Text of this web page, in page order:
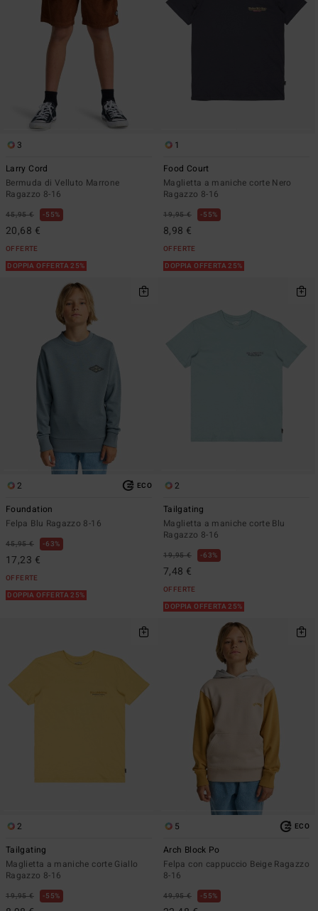
3
Larry Cord
Bermuda di Velluto Marrone
Ragazzo 8-16
45,95 € 55%
20,68 €
OFFERTE
DOPPIA OFFERTA 25%
1
Food Court
Maglietta a maniche corte Nero
Ragazzo 8-16
19,95 € 55%
8,98 €
OFFERTE
DOPPIA OFFERTA 25%
2 ECO
Foundation
Felpa Blu Ragazzo 8-16
45,95 € 63%
17,23 €
OFFERTE
DOPPIA OFFERTA 25%
2
Tailgating
Maglietta a maniche corte Blu
Ragazzo 8-16
19,95 € 63%
7,48 €
OFFERTE
DOPPIA OFFERTA 25%
2
Tailgating
Maglietta a maniche corte Giallo
Ragazzo 8-16
19,95 € 55%
5 ECO
Arch Block Po
Felpa con cappuccio Beige Ragazzo
8-16
49,95 € 55%